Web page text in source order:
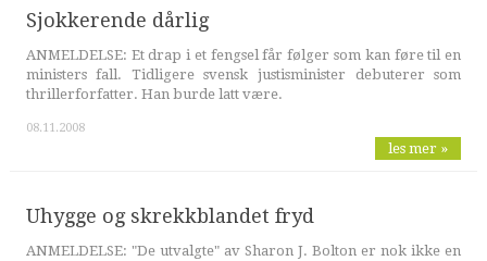
Sjokkerende dårlig
ANMELDELSE: Et drap i et fengsel får følger som kan føre til en
ministers fall. Tidligere svensk justisminister debuterer som
thrillerforfatter. Han burde latt være.
08.11.2008
les mer »
Uhygge og skrekkblandet fryd
ANMELDELSE: "De utvalgte" av Sharon J. Bolton er nok ikke en